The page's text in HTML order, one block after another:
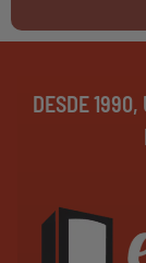
DESDE